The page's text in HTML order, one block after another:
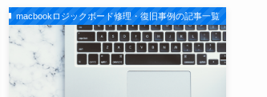
macbookロジックボード修理・復旧事例の記事一覧